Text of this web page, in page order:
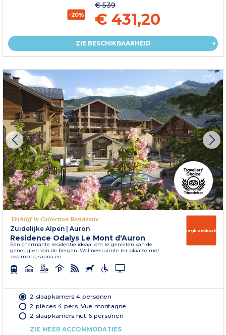
-20%
€ 539
€ 431,20
ZIE BESCHIKBAARHEID
Verblijf in Collection Residentie
Zuidelijke Alpen
Auron
Residence Odalys Le Mont d'Auron
Een charmante residentie ideaal om te genieten van de
geneugten van de bergen. Wellnessruimte ter plaatse met
zwembad, sauna en...
Vroegboekkorting
2 slaapkamers 4 personen
2 pièces 4 pers. Vue montagne
2 slaapkamers hut 6 personen
ZIE MEER ACCOMMODATIES